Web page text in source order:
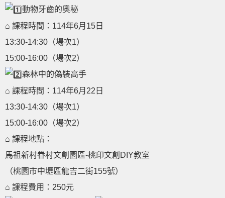
動物牙齒的奧秘
⌂ 課程時間：114年6月15日
13:30-14:30（場次1）
15:00-16:00（場次2）
森林中的偽裝高手
⌂ 課程時間：114年6月22日
13:30-14:30（場次1）
15:00-16:00（場次2）
⌂ 課程地點：
馬祖新村眷村文創園區-桃印文創DIY教室
（桃園市中壢區龍吉二街155號）
⌂ 課程費用：250元